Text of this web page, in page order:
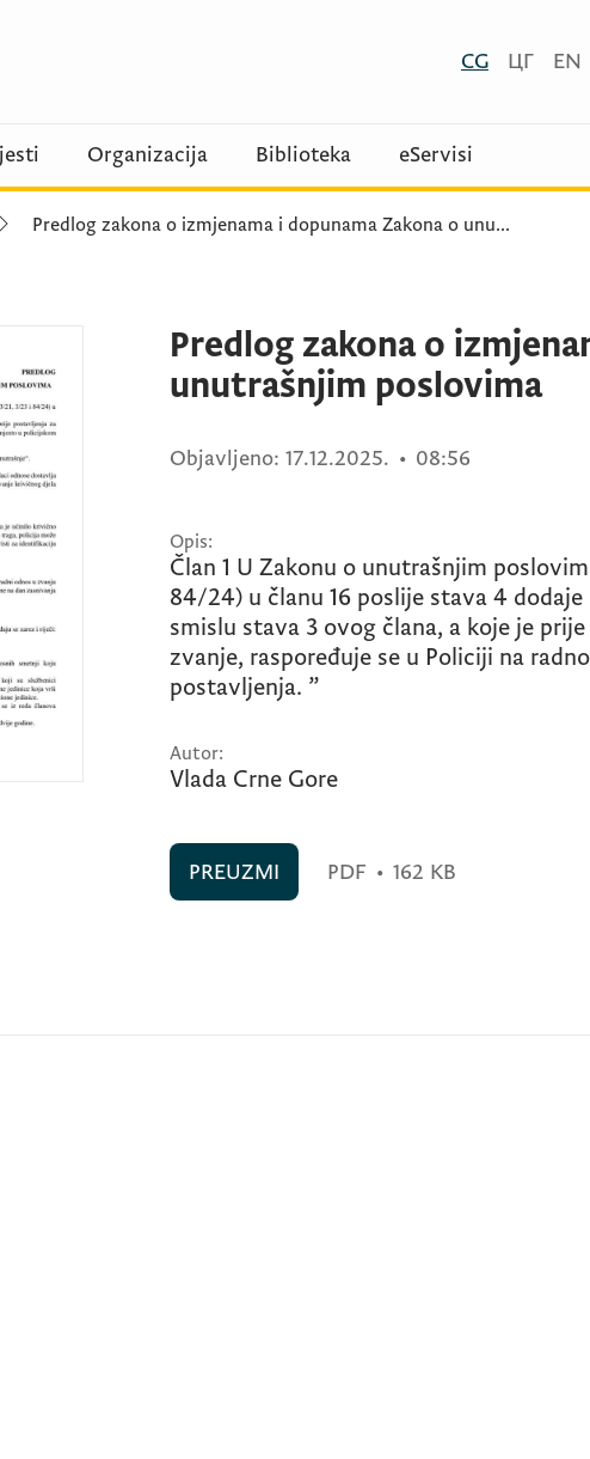
CG ЦГ EN
Organizacija Biblioteka eServisi
Predlog zakona o izmjenama i dopunama Zakona o unu...
Predlog zakona o
unutrašnjim poslovima
Objavljeno: 17.12.2025. • 08:56
Opis:
Član 1 U Zakonu o unutrašnjim
84/24) u članu 16 poslije stava 4
smislu stava 3 ovog člana, a koje je
zvanje, raspoređuje se u Policiji na
postavljenja. ”
Autor:
Vlada Crne Gore
PREUZMI PDF • 162 KB